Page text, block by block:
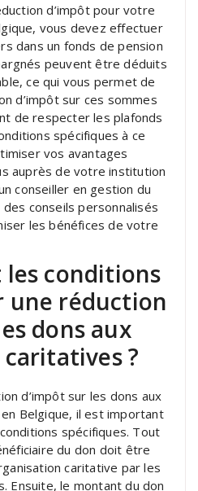
d’impôt pour votre
vous devez effectuer
dans un fonds de pension
peuvent être déduits
ce qui vous permet de
d’impôt sur ces sommes
de respecter les plafonds
spécifiques à ce
vos avantages
auprès de votre institution
conseiller en gestion du
conseils personnalisés
les bénéfices de votre
les conditions
une réduction
dons aux
?
d’impôt sur les dons aux
Belgique, il est important
spécifiques. Tout
du don doit être
caritative par les
Ensuite, le montant du don